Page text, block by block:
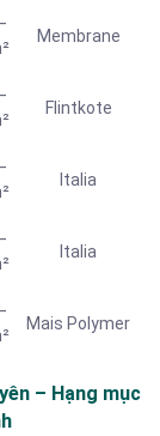
Membrane
Flintkote
Italia
Italia
Mais Polymer
– Hạng mục